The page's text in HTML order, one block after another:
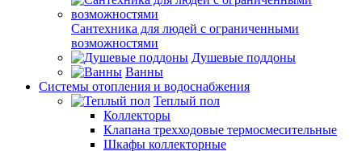
Сантехника для людей с ограниченными
возможностями
Душевые поддоны
Ванны
Системы отопления и водоснабжения
Теплый пол
Коллекторы
Клапана трехходовые термосмесительные
Шкафы коллекторные